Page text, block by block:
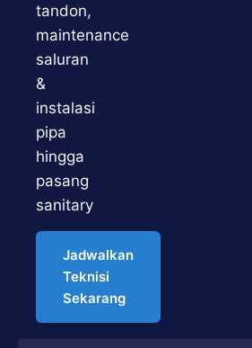
tandon,
maintenance
saluran
&
instalasi
pipa
hingga
pasang
sanitary
Jadwalkan
Teknisi
Sekarang